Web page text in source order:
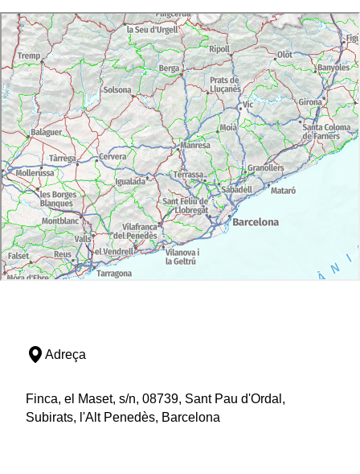
Adreça
Finca, el Maset, s/n, 08739, Sant Pau d'Ordal,
Subirats, l'Alt Penedès, Barcelona